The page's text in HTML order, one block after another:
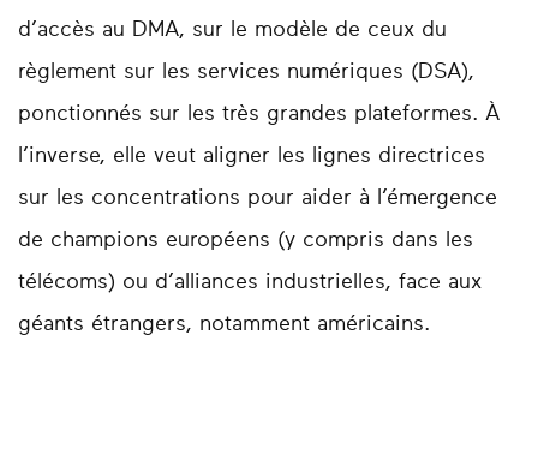
d’accès au DMA, sur le modèle de ceux du
règlement sur les services numériques (DSA),
ponctionnés sur les très grandes plateformes. À
l’inverse, elle veut aligner les lignes directrices
sur les concentrations pour aider à l’émergence
de champions européens (y compris dans les
télécoms) ou d’alliances industrielles, face aux
géants étrangers, notamment américains.